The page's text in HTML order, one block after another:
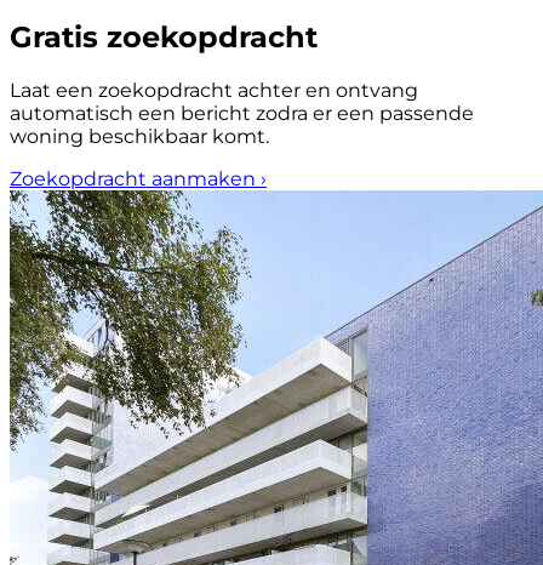
Gratis zoekopdracht
Laat een zoekopdracht achter en ontvang
automatisch een bericht zodra er een passende
woning beschikbaar komt.
Zoekopdracht aanmaken ›